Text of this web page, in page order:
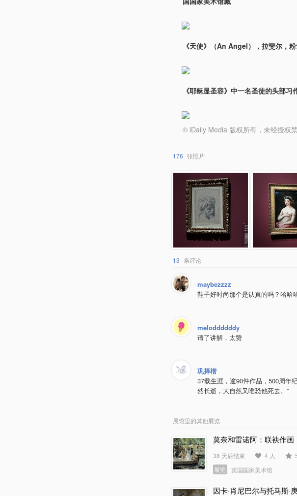
《天使》（An Angel），拉斐尔，
《耶稣显圣容》中一名圣徒的头部习
© iDaily Media 版权所有，未经授权禁
176 张照片
13 条评论
maybezzzz
鞋子好时尚那个是认真的吗？哈哈
meloddddddy
请了讲解，太赞
巩择楷
37载生涯，逾90件作品，500周年
然长逝，大自然又唯恐他死去。”
展馆里的其他展览
莫奈和雷诺阿：联袂作画
38 天后结束 4 人
展览
英国国家美术馆
因卡·肖尼巴尔与托马斯·